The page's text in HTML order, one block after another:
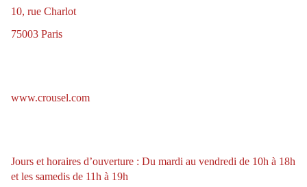
10, rue Charlot
75003 Paris
www.crousel.com
Jours et horaires d’ouverture : Du mardi au vendredi de 10h à 18h
et les samedis de 11h à 19h